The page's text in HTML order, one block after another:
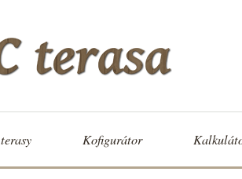
Kofigurátor